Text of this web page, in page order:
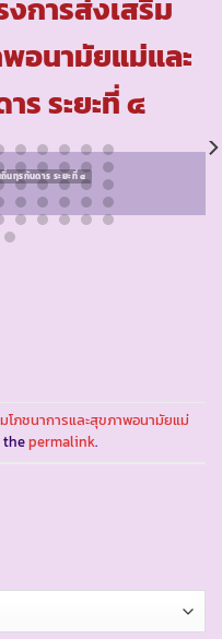
อนามัยแม่และ
ร ระยะที่ ๔
นทุรกันดาร ระยะที่ ๔
โภชนาการและสุขภาพอนามัยแม่
thepermalink.